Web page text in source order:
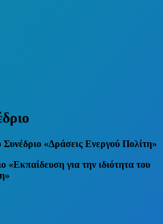
«Δράσεις Ενεργού Πολίτη»
«Εκπαίδευση για την ιδιότητα του